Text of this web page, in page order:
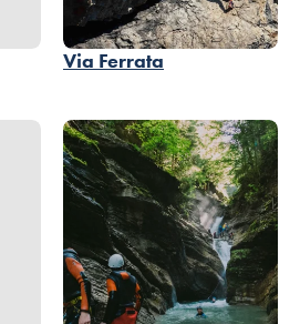
Via Ferrata
Hélicoptères